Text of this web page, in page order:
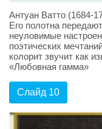
Антуан Ватто (1684-
Его полотна
неуловимые
поэтических
колорит звучит как
«Любовная гамма»
Слайд 10